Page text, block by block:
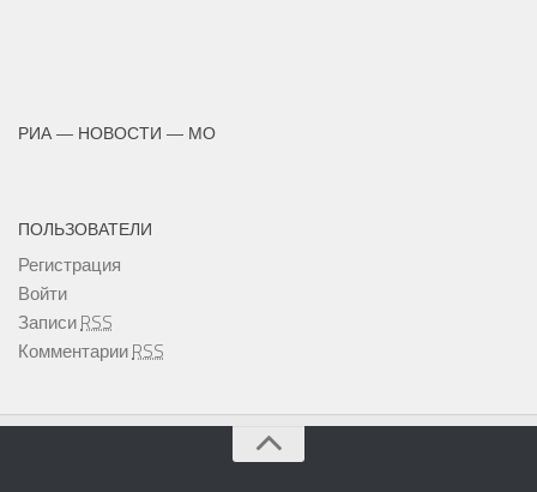
РИА — НОВОСТИ — МО
ПОЛЬЗОВАТЕЛИ
Регистрация
Войти
ЗаписиRSS
КомментарииRSS